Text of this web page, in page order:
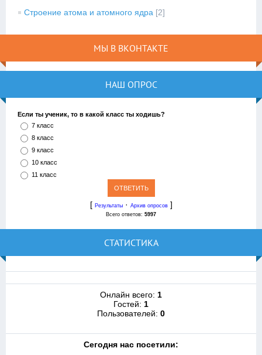
Строение атома и атомного ядра [2]
МЫ В ВКОНТАКТЕ
НАШ ОПРОС
Если ты ученик, то в какой класс ты ходишь?
7 класс
8 класс
9 класс
10 класс
11 класс
[ Результаты· Архив опросов]
Всего ответов: 5997
СТАТИСТИКА
Онлайн всего: 1
Гостей: 1
Пользователей: 0
Cегодня нас посетили: